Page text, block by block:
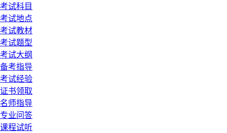
考试科目
考试地点
考试教材
考试题型
考试大纲
备考指导
考试经验
证书领取
名师指导
专业问答
课程试听